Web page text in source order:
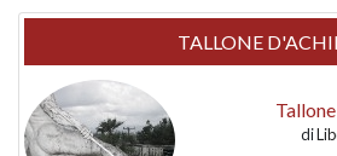
TALLONE
di